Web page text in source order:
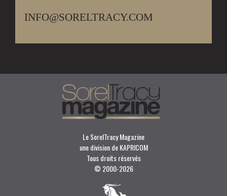
INFO@SORELTRACY.COM
Le SorelTracy Magazine
une division de KAPRICOM
Tous droits réservés
© 2000-2026